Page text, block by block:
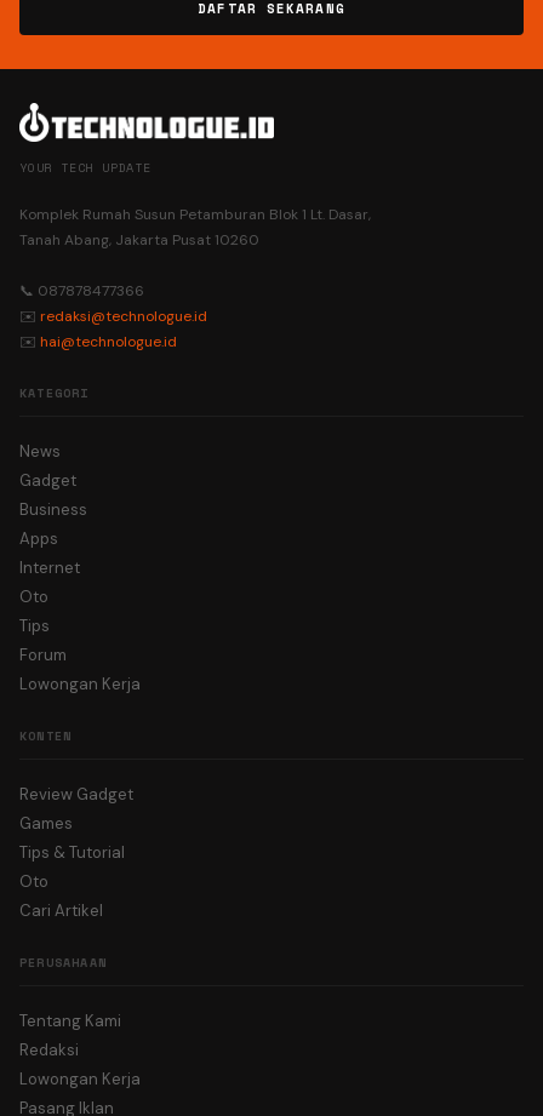
DAFTAR SEKARANG
YOUR TECH UPDATE
Komplek Rumah Susun Petamburan Blok 1 Lt. Dasar,
Tanah Abang, Jakarta Pusat 10260
📞 087878477366
✉️ redaksi@technologue.id
✉️ hai@technologue.id
KATEGORI
News
Gadget
Business
Apps
Internet
Oto
Tips
Forum
Lowongan Kerja
KONTEN
Review Gadget
Games
Tips & Tutorial
Oto
Cari Artikel
PERUSAHAAN
Tentang Kami
Redaksi
Lowongan Kerja
Pasang Iklan